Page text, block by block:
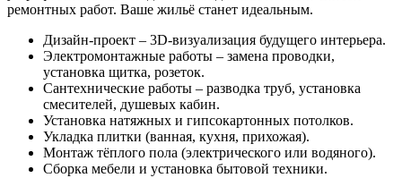
ремонтных работ. Ваше жильё станет идеальным.
Дизайн-проект – 3D-визуализация будущего интерьера.
Электромонтажные работы – замена проводки,
установка щитка, розеток.
Сантехнические работы – разводка труб, установка
смесителей, душевых кабин.
Установка натяжных и гипсокартонных потолков.
Укладка плитки (ванная, кухня, прихожая).
Монтаж тёплого пола (электрического или водяного).
Сборка мебели и установка бытовой техники.